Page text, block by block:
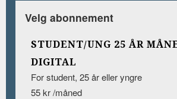
Velg abonnement
STUDENT/UNG 25 ÅR
DIGITAL
For student, 25 år eller yngre
55 kr /måned